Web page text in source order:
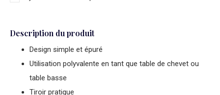
Description du produit
Design simple et épuré
Utilisation polyvalente en tant que table de chevet ou
table basse
Tiroir pratique